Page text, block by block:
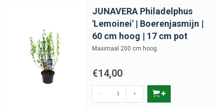
JUNAVERA Philadelphus
'Lemoinei' | Boerenjasmijn |
60 cm hoog | 17 cm pot
Maximaal 200 cm hoog.
€14,00
- +